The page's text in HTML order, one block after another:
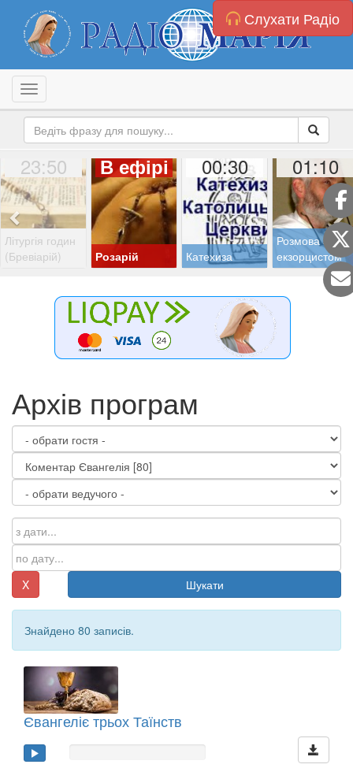
Слухати Радіо
Toggle navigation
23:50
Літургія годин
(Бревіарій)
В ефірі
Розарій
00:30
Катехиза
01:10
Розмова з
екзорцистом
Архів програм
X Шукати
Знайдено 80 записів.
Євангеліє трьох Таїнств